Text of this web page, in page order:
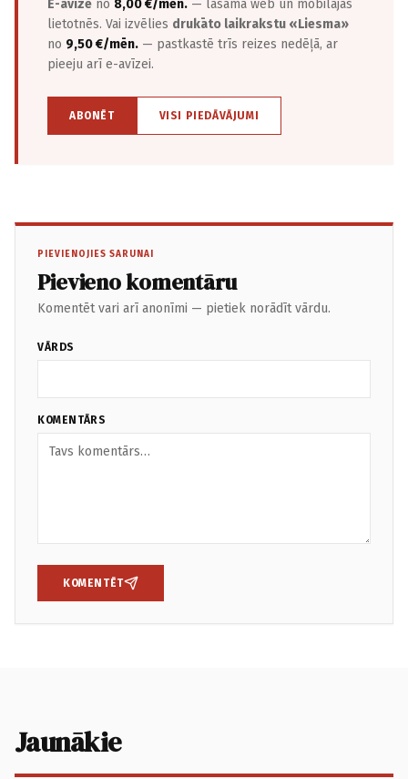
E-avīze no 8,00 €/mēn. — lasāma web un mobilajās
lietotnēs. Vai izvēlies drukāto laikrakstu «Liesma»
no 9,50 €/mēn. — pastkastē trīs reizes nedēļā, ar
pieeju arī e-avīzei.
ABONĒT VISI PIEDĀVĀJUMI
PIEVIENOJIES SARUNAI
Pievieno komentāru
Komentēt vari arī anonīmi — pietiek norādīt vārdu.
VĀRDS
KOMENTĀRS
KOMENTĒT
Jaunākie